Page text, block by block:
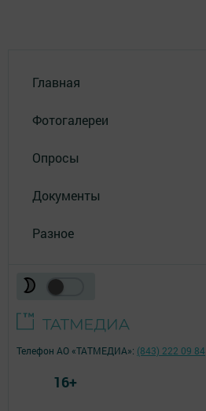
Главная
Фотогалереи
Опросы
Документы
Разное
Телефон АО «ТАТМЕДИА»: (843) 222 09 84
16+